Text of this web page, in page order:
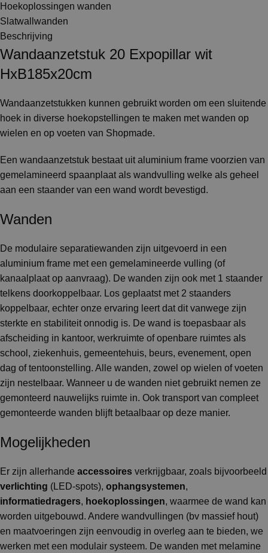
Hoekoplossingen wanden
Slatwallwanden
Beschrijving
Wandaanzetstuk 20 Expopillar wit
HxB185x20cm
Wandaanzetstukken kunnen gebruikt worden om een sluitende
hoek in diverse hoekopstellingen te maken met wanden op
wielen en op voeten van Shopmade.
Een wandaanzetstuk bestaat uit aluminium frame voorzien van
gemelamineerd spaanplaat als wandvulling welke als geheel
aan een staander van een wand wordt bevestigd.
Wanden
De modulaire separatiewanden zijn uitgevoerd in een
aluminium frame met een gemelamineerde vulling (of
kanaalplaat op aanvraag). De wanden zijn ook met 1 staander
telkens doorkoppelbaar. Los geplaatst met 2 staanders
koppelbaar, echter onze ervaring leert dat dit vanwege zijn
sterkte en stabiliteit onnodig is. De wand is toepasbaar als
afscheiding in kantoor, werkruimte of openbare ruimtes als
school, ziekenhuis, gemeentehuis, beurs, evenement, open
dag of tentoonstelling. Alle wanden, zowel op wielen of voeten
zijn nestelbaar. Wanneer u de wanden niet gebruikt nemen ze
gemonteerd nauwelijks ruimte in. Ook transport van compleet
gemonteerde wanden blijft betaalbaar op deze manier.
Mogelijkheden
Er zijn allerhande accessoires verkrijgbaar, zoals bijvoorbeeld
verlichting (LED-spots), ophangsystemen,
informatiedragers, hoekoplossingen, waarmee de wand kan
worden uitgebouwd. Andere wandvullingen (bv massief hout)
en maatvoeringen zijn eenvoudig in overleg aan te bieden, we
werken met een modulair systeem. De wanden met melamine